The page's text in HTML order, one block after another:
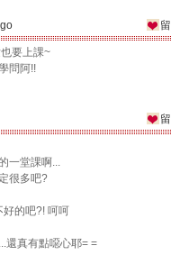
要上課~
問阿!!
一堂課啊...
很多吧?
好的吧?! 呵呵
還真有點噁心耶= =